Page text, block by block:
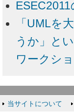
「UMLを
うか」と
ワークショ
当サイトについて